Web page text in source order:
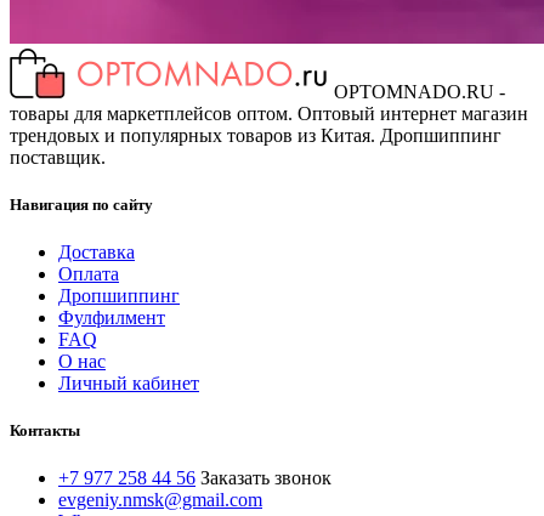
OPTOMNADO.RU -
товары для маркетплейсов оптом. Оптовый интернет магазин
трендовых и популярных товаров из Китая. Дропшиппинг
поставщик.
Навигация по сайту
Доставка
Оплата
Дропшиппинг
Фулфилмент
FAQ
О нас
Личный кабинет
Контакты
+7 977 258 44 56 Заказать звонок
evgeniy.nmsk@gmail.com